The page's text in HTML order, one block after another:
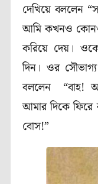
দেখিয়ে বললেন
আমি কখনও
করিয়ে দেয়।
দিন। ওর
বললেন “বাহ!
আমার দিকে
বোস!”